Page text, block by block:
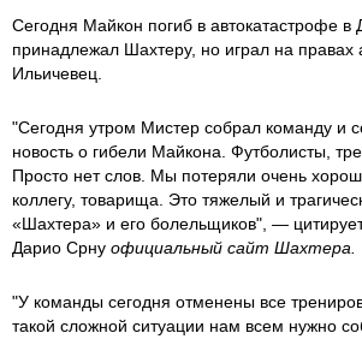
Сегодня Майкон погиб в автокатастрофе в
принадлежал Шахтеру, но играл на правах
Ильичевец.
"Сегодня утром Мистер собрал команду и
новость о гибели Майкона. Футболисты,
Просто нет слов. Мы потеряли очень
коллегу, товарища. Это тяжелый и
«Шахтера» и его болельщиков", —
Дарио Срну официальный сайт Шахтера.
"У команды сегодня отменены все
такой сложной ситуации нам всем нужно